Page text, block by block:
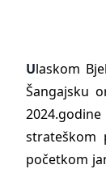
Ulaskom
Šangajsku
strateškom
početkom